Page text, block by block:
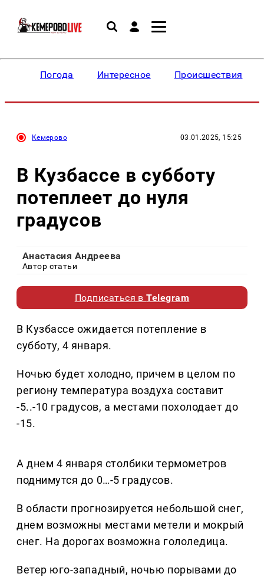
Погода Интересное Происшествия
Кемерово 03.01.2025, 15:25
В Кузбассе в субботу
потеплеет до нуля
градусов
Анастасия Андреева
Автор статьи
Подписаться вTelegram
В Кузбассе ожидается потепление в
субботу, 4 января.
Ночью будет холодно, причем в целом по
региону температура воздуха составит
-5..-10 градусов, а местами похолодает до
-15.
А днем 4 января столбики термометров
поднимутся до 0…-5 градусов.
В области прогнозируется небольшой снег,
днем возможны местами метели и мокрый
снег. На дорогах возможна гололедица.
Ветер юго-западный, ночью порывами до